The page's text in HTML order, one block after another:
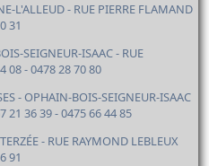
L'ALLEUD - RUE PIERRE FLAMAND
31
SEIGNEUR-ISAAC - RUE
08 - 0478 28 70 80
- OPHAIN-BOIS-SEIGNEUR-ISAAC
21 36 39 - 0475 66 44 85
- RUE RAYMOND LEBLEUX
91